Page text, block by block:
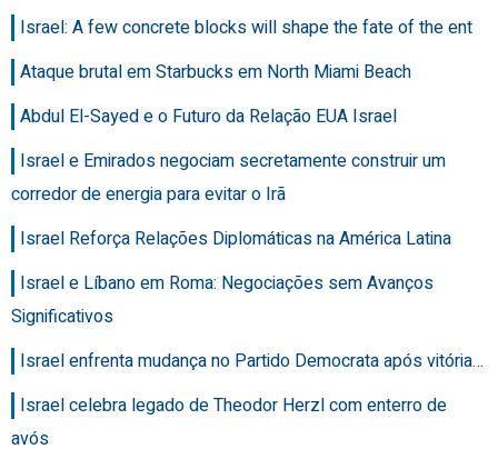
Israel: A few concrete blocks will shape the fate of the ent
Ataque brutal em Starbucks em North Miami Beach
Abdul El-Sayed e o Futuro da Relação EUA Israel
Israel e Emirados negociam secretamente construir um
corredor de energia para evitar o Irã
Israel Reforça Relações Diplomáticas na América Latina
Israel e Líbano em Roma: Negociações sem Avanços
Significativos
Israel enfrenta mudança no Partido Democrata após vitória…
Israel celebra legado de Theodor Herzl com enterro de
avós